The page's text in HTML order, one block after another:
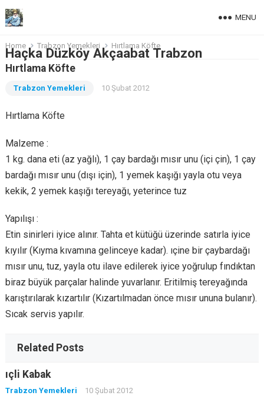
Haçka Düzköy Akçaabat Trabzon
MENU
Home Trabzon Yemekleri Hırtlama Köfte
Hırtlama Köfte
Trabzon Yemekleri 10 Şubat 2012
Hırtlama Köfte
Malzeme :
1 kg. dana eti (az yağlı), 1 çay bardağı mısır unu (içi çin), 1 çay
bardağı mısır unu (dışı için), 1 yemek kaşığı yayla otu veya
kekik, 2 yemek kaşığı tereyağı, yeterince tuz
Yapılışı :
Etin sinirleri iyice alınır. Tahta et kütüğü üzerinde satırla iyice
kıyılır (Kıyma kıvamına gelinceye kadar). ıçine bir çaybardağı
mısır unu, tuz, yayla otu ilave edilerek iyice yoğrulup fındıktan
biraz büyük parçalar halinde yuvarlanır. Eritilmiş tereyağında
karıştırılarak kızartılır (Kızartılmadan önce mısır ununa bulanır).
Sıcak servis yapılır.
Related Posts
ıçli Kabak
Trabzon Yemekleri 10 Şubat 2012